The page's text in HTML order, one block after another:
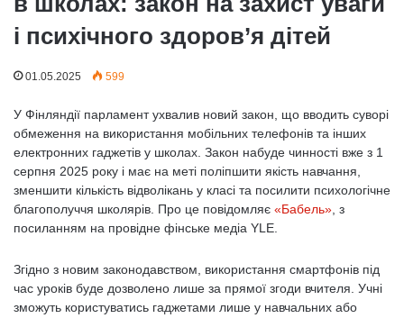
і психічного здоров’я дітей
01.05.2025 599
У Фінляндії парламент ухвалив новий закон, що вводить суворі
обмеження на використання мобільних телефонів та інших
електронних гаджетів у школах. Закон набуде чинності вже з 1
серпня 2025 року і має на меті поліпшити якість навчання,
зменшити кількість відволікань у класі та посилити психологічне
благополуччя школярів. Про це повідомляє «Бабель» , з
посиланням на провідне фінське медіа YLE.
Згідно з новим законодавством, використання смартфонів під
час уроків буде дозволено лише за прямої згоди вчителя. Учні
зможуть користуватись гаджетами лише у навчальних або